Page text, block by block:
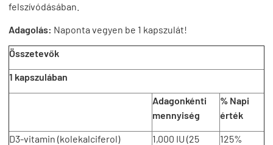
felszívódásában.
Adagolás: Naponta vegyen be 1 kapszulát!
Összetevők
1 kapszulában
Adagonkénti
mennyiség
% Napi
érték
D3-vitamin (kolekalciferol)
1,000 IU (25
125%